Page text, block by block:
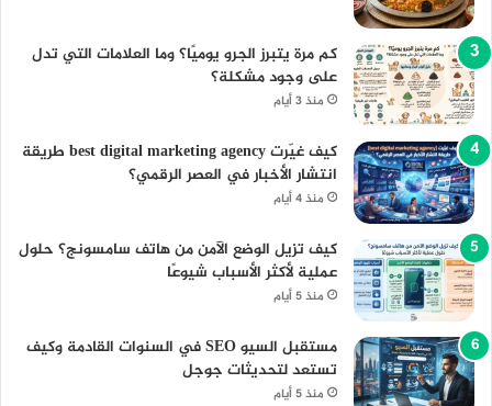
كم مرة يتبرز الجرو يوميًا؟ وما العلامات التي تدل
على وجود مشكلة؟
منذ 3 أيام
كيف غيّرت best digital marketing agency طريقة
انتشار الأخبار في العصر الرقمي؟
منذ 4 أيام
كيف تزيل الوضع الآمن من هاتف سامسونج؟ حلول
عملية لأكثر الأسباب شيوعًا
منذ 5 أيام
مستقبل السيو SEO في السنوات القادمة وكيف
تستعد لتحديثات جوجل
منذ 5 أيام